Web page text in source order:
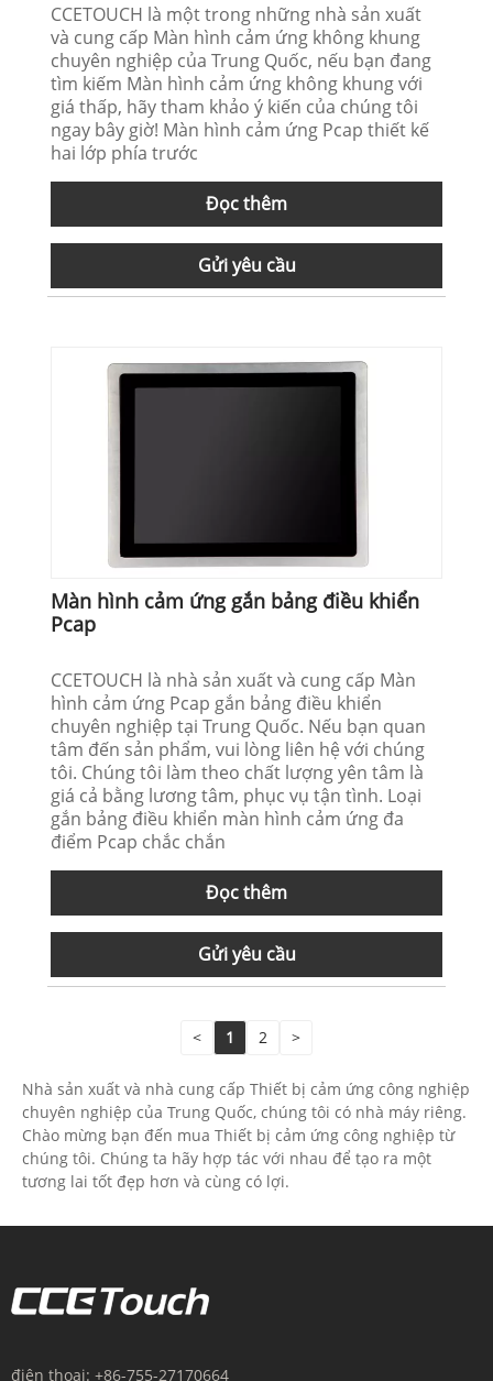
CCETOUCH là một trong những nhà sản xuất
và cung cấp Màn hình cảm ứng không khung
chuyên nghiệp của Trung Quốc, nếu bạn đang
tìm kiếm Màn hình cảm ứng không khung với
giá thấp, hãy tham khảo ý kiến ​​của chúng tôi
ngay bây giờ! Màn hình cảm ứng Pcap thiết kế
hai lớp phía trước
Đọc thêm
Gửi yêu cầu
Màn hình cảm ứng gắn bảng điều khiển
Pcap
CCETOUCH là nhà sản xuất và cung cấp Màn
hình cảm ứng Pcap gắn bảng điều khiển
chuyên nghiệp tại Trung Quốc. Nếu bạn quan
tâm đến sản phẩm, vui lòng liên hệ với chúng
tôi. Chúng tôi làm theo chất lượng yên tâm là
giá cả bằng lương tâm, phục vụ tận tình. Loại
gắn bảng điều khiển màn hình cảm ứng đa
điểm Pcap chắc chắn
Đọc thêm
Gửi yêu cầu
< 1 2 >
Nhà sản xuất và nhà cung cấp Thiết bị cảm ứng công nghiệp
chuyên nghiệp của Trung Quốc, chúng tôi có nhà máy riêng.
Chào mừng bạn đến mua Thiết bị cảm ứng công nghiệp từ
chúng tôi. Chúng ta hãy hợp tác với nhau để tạo ra một
tương lai tốt đẹp hơn và cùng có lợi.
điện thoại: +86-755-27170664